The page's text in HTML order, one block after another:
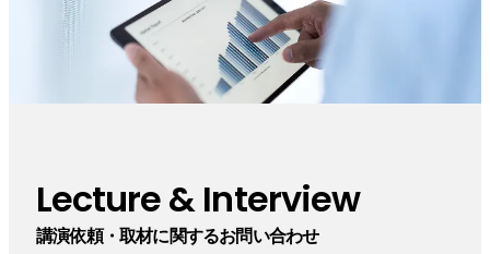
Lecture & Interview
講演依頼・取材に関するお問い合わせ